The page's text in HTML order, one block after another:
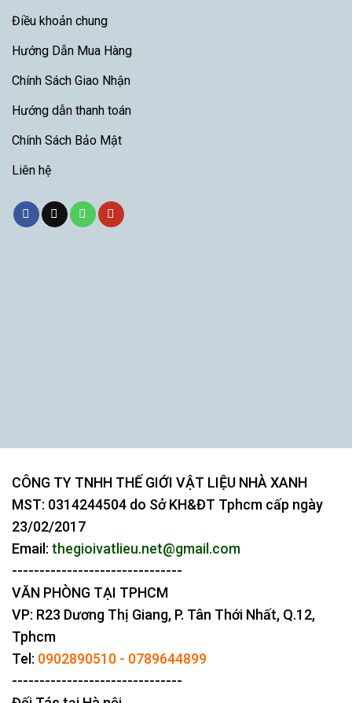
Điều khoản chung
Hướng Dẫn Mua Hàng
Chính Sách Giao Nhận
Hướng dẫn thanh toán
Chính Sách Bảo Mật
Liên hệ
CÔNG TY TNHH THẾ GIỚI VẬT LIỆU NHÀ XANH
MST: 0314244504 do Sở KH&ĐT Tphcm cấp ngày
23/02/2017
Email: thegioivatlieu.net@gmail.com
-------------------------------
VĂN PHÒNG TẠI TPHCM
VP: R23 Dương Thị Giang, P. Tân Thới Nhất, Q.12,
Tphcm
Tel: 0902890510 - 0789644899
-------------------------------